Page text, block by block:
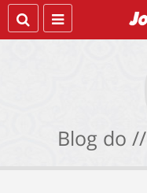
Blog do //